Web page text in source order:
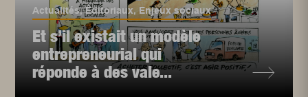
Actualités,Éditoriaux,Enjeux sociaux
Et s’il existait un modèle
entrepreneurial qui
réponde à des vale...